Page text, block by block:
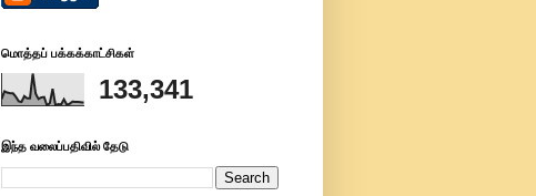
மொத்தப் பக்கக்காட்சிகள்
133,341
இந்த வலைப்பதிவில் தேடு